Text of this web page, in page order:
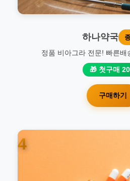
하나약국
정품 비아그라 전문! 빠른배
🎁 첫구매
구매하기
4